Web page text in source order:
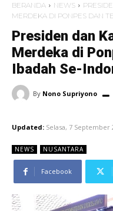
BERANDA NEWS
MERDEKA DI PONPES DAN
Presiden dan
Merdeka di
Ibadah Se-
By Nono Supriyono
Updated: Selasa, 7 September
NEWS NUSANTARA
Facebook